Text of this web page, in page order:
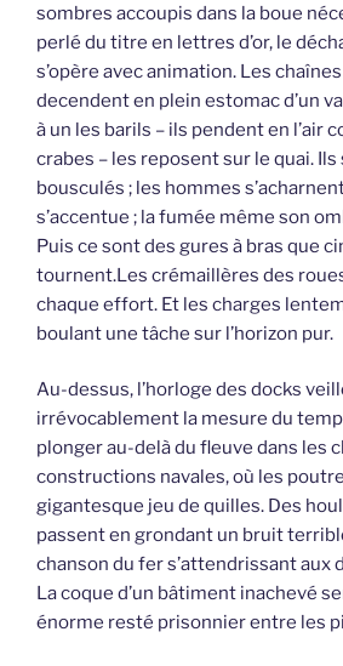
sombres accoupis dans la boue
perlé du titre en lettres d’or, le
s’opère avec animation. Les
decendent en plein estomac d’un
à un les barils – ils pendent en l’air
crabes – les reposent sur le quai.
bousculés ; les hommes
s’accentue ; la fumée même son
Puis ce sont des gures à bras que
tournent.Les crémaillères des
chaque effort. Et les charges
boulant une tâche sur l’horizon pur.
Au-dessus, l’horloge des docks
irrévocablement la mesure du
plonger au-delà du fleuve dans les
constructions navales, où les
gigantesque jeu de quilles. Des
passent en grondant un bruit
chanson du fer s’attendrissant aux
La coque d’un bâtiment inachevé
énorme resté prisonnier entre les